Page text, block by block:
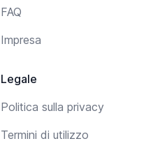
FAQ
Impresa
Legale
Politica sulla privacy
Termini di utilizzo